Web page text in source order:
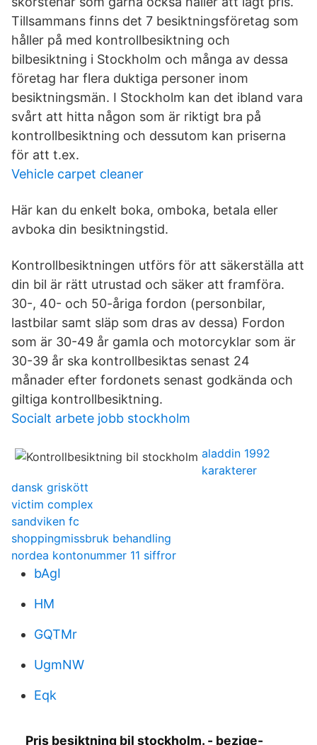
Tillsammans finns det 7 besiktningsföretag som
håller på med kontrollbesiktning och
bilbesiktning i Stockholm och många av dessa
företag har flera duktiga personer inom
besiktningsmän. I Stockholm kan det ibland vara
svårt att hitta någon som är riktigt bra på
kontrollbesiktning och dessutom kan priserna
för att t.ex.
Vehicle carpet cleaner
Här kan du enkelt boka, omboka, betala eller
avboka din besiktningstid.
Kontrollbesiktningen utförs för att säkerställa att
din bil är rätt utrustad och säker att framföra.
30-, 40- och 50-åriga fordon (personbilar,
lastbilar samt släp som dras av dessa) Fordon
som är 30-49 år gamla och motorcyklar som är
30-39 år ska kontrollbesiktas senast 24
månader efter fordonets senast godkända och
giltiga kontrollbesiktning.
Socialt arbete jobb stockholm
aladdin 1992
karakterer
dansk griskött
victim complex
sandviken fc
shoppingmissbruk behandling
nordea kontonummer 11 siffror
bAgI
HM
GQTMr
UgmNW
Eqk
Pris besiktning bil stockholm. - bezige-